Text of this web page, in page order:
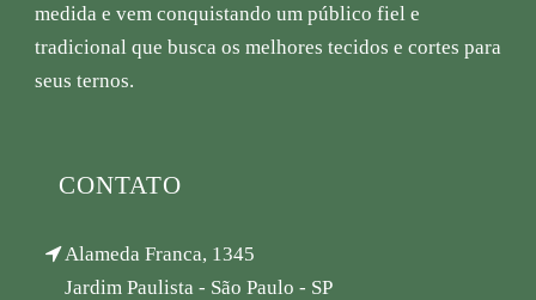
medida e vem conquistando um público fiel e
tradicional que busca os melhores tecidos e cortes para
seus ternos.
CONTATO
Alameda Franca, 1345
Jardim Paulista - São Paulo - SP